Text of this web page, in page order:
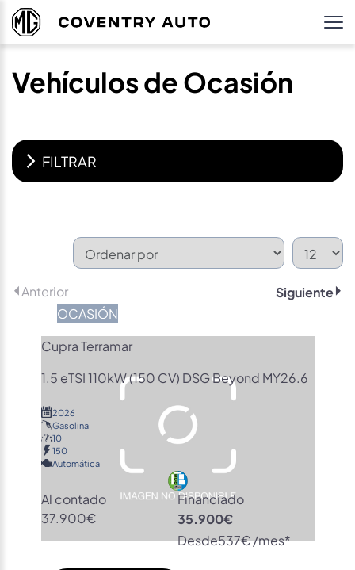
Vehículos de Ocasión
FILTRAR
Anterior Siguiente
OCASIÓN
Cupra Terramar
1.5 eTSI 110kW (150 CV) DSG Beyond MY26.6
2026
Gasolina
10
150
Automática
Al contado
37.900€
Financiado
35.900€
Desde537€ /mes*